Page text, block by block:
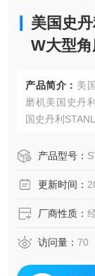
美国史丹
W大型
产品简介： 美
磨机美国史丹
国史丹利
产品型号：
更新时间：
厂商性质：
访问量： 70